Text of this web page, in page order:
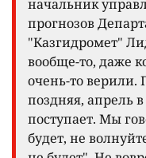
начальник
прогнозов
"Казгидромет"
вообще-то, даже
очень-то верили.
поздняя, апрель
поступает. Мы
будет, не